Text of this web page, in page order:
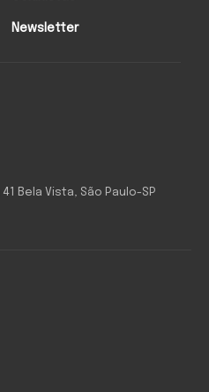
Bela Vista, São Paulo-SP
Newsletter